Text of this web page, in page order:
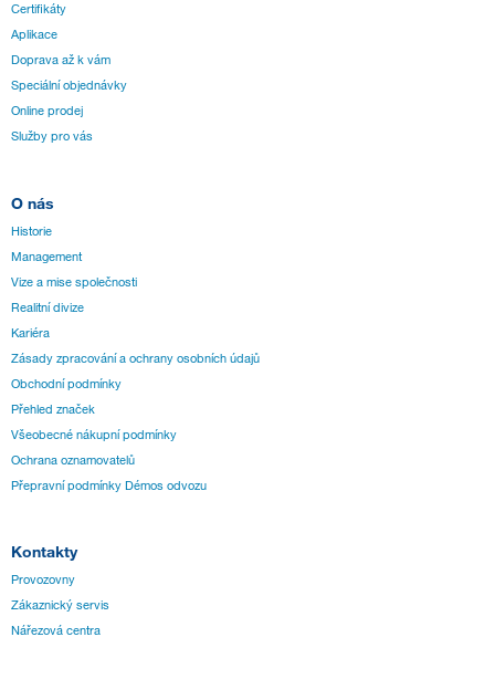
Certifikáty
Aplikace
Doprava až k vám
Speciální objednávky
Online prodej
Služby pro vás
O nás
Historie
Management
Vize a mise společnosti
Realitní divize
Kariéra
Zásady zpracování a ochrany osobních údajů
Obchodní podmínky
Přehled značek
Všeobecné nákupní podmínky
Ochrana oznamovatelů
Přepravní podmínky Démos odvozu
Kontakty
Provozovny
Zákaznický servis
Nářezová centra